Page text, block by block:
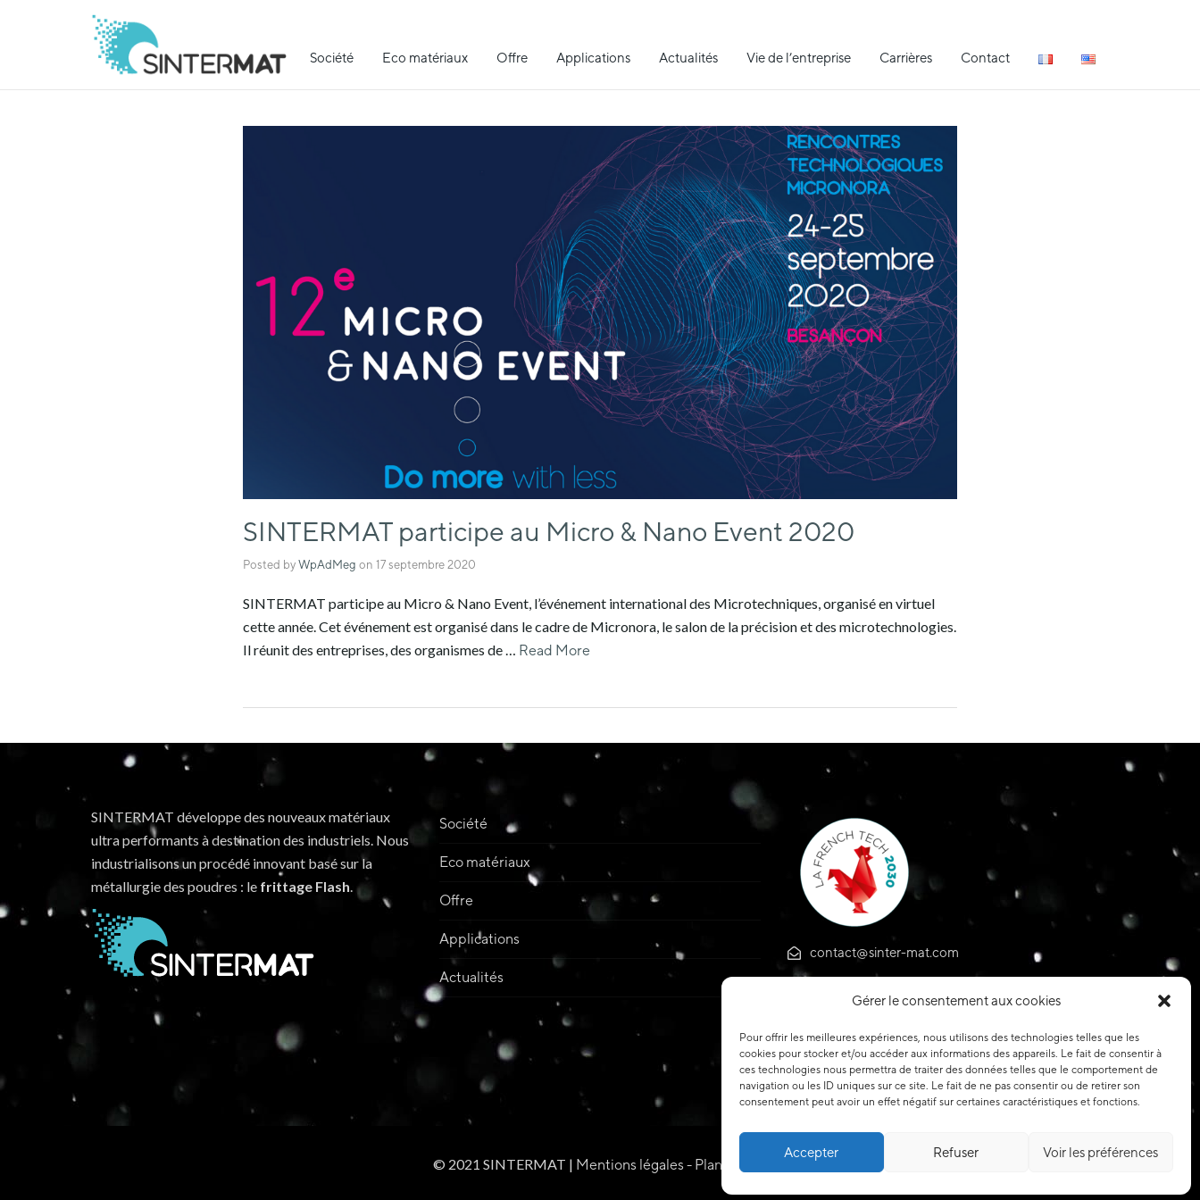
Gérer le consentement aux cookies
Pour offrir les meilleures expériences, nous utilisons des technologies telles que les
cookies pour stocker et/ou accéder aux informations des appareils. Le fait de consentir à
ces technologies nous permettra de traiter des données telles que le comportement de
navigation ou les ID uniques sur ce site. Le fait de ne pas consentir ou de retirer son
consentement peut avoir un effet négatif sur certaines caractéristiques et fonctions.
Accepter Refuser Voir les préférences
Société Eco matériaux Offre Applications Actualités Vie de l’entreprise Carrières Contact
SINTERMAT participe au Micro & Nano Event 2020
Posted by WpAdMeg on 17 septembre 2020
SINTERMAT participe au Micro & Nano Event, l’événement international des Microtechniques, organisé en virtuel
cette année. Cet événement est organisé dans le cadre de Micronora, le salon de la précision et des microtechnologies.
Il réunit des entreprises, des organismes de … Read More
SINTERMAT développe des nouveaux matériaux
ultra performants à destination des industriels. Nous
industrialisons un procédé innovant basé sur la
métallurgie des poudres : le frittage Flash.
Société
Eco matériaux
Offre
Applications
Actualités
contact@sinter-mat.com
© 2021 SINTERMAT | Mentions légales - Plan du site